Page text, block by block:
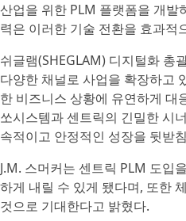
산업을 위한 PLM 플랫폼을 개
력은 이러한 기술 전환을 효과적
쉬글램(SHEGLAM) 디지털화 총
다양한 채널로 사업을 확장하고
한 비즈니스 상황에 유연하게 대
쏘시스템과 센트릭의 긴밀한 시
속적이고 안정적인 성장을 뒷받
J.M. 스머커는 센트릭 PLM 도입
하게 내릴 수 있게 됐다며, 또한
것으로 기대한다고 밝혔다.